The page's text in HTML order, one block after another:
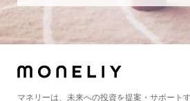
マネリーは、未来への投資を提案・サポート